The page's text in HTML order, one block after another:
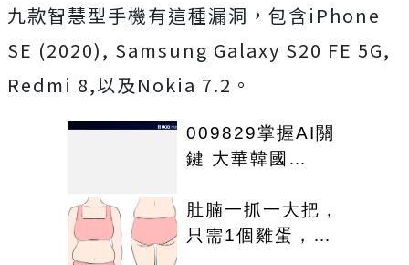
九款智慧型手機有這種漏洞，包含iPhone
SE (2020), Samsung Galaxy S20 FE 5G,
Redmi 8,以及Nokia 7.2。
009829掌握AI關
鍵 大華韓國
開募
肚腩一抓一大把，
只需1個雞蛋，用